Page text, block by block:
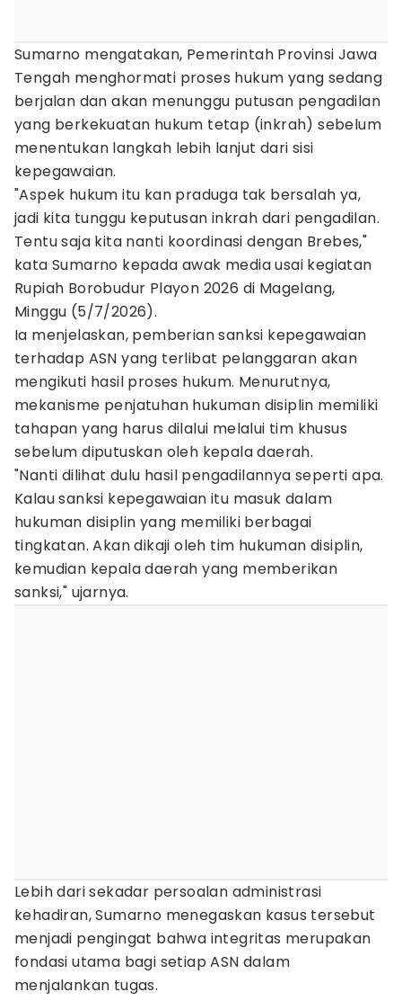
Sumarno mengatakan, Pemerintah Provinsi Jawa
Tengah menghormati proses hukum yang sedang
berjalan dan akan menunggu putusan pengadilan
yang berkekuatan hukum tetap (inkrah) sebelum
menentukan langkah lebih lanjut dari sisi
kepegawaian.
"Aspek hukum itu kan praduga tak bersalah ya,
jadi kita tunggu keputusan inkrah dari pengadilan.
Tentu saja kita nanti koordinasi dengan Brebes,"
kata Sumarno kepada awak media usai kegiatan
Rupiah Borobudur Playon 2026 di Magelang,
Minggu (5/7/2026).
Ia menjelaskan, pemberian sanksi kepegawaian
terhadap ASN yang terlibat pelanggaran akan
mengikuti hasil proses hukum. Menurutnya,
mekanisme penjatuhan hukuman disiplin memiliki
tahapan yang harus dilalui melalui tim khusus
sebelum diputuskan oleh kepala daerah.
"Nanti dilihat dulu hasil pengadilannya seperti apa.
Kalau sanksi kepegawaian itu masuk dalam
hukuman disiplin yang memiliki berbagai
tingkatan. Akan dikaji oleh tim hukuman disiplin,
kemudian kepala daerah yang memberikan
sanksi," ujarnya.
Lebih dari sekadar persoalan administrasi
kehadiran, Sumarno menegaskan kasus tersebut
menjadi pengingat bahwa integritas merupakan
fondasi utama bagi setiap ASN dalam
menjalankan tugas.